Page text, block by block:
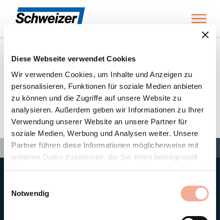
Diese Webseite verwendet Cookies
Wir verwenden Cookies, um Inhalte und Anzeigen zu
personalisieren, Funktionen für soziale Medien anbieten
zu können und die Zugriffe auf unsere Website zu
analysieren. Außerdem geben wir Informationen zu Ihrer
Verwendung unserer Website an unsere Partner für
soziale Medien, Werbung und Analysen weiter. Unsere
Partner führen diese Informationen möglicherweise mit
weiteren Daten zusammen, die Sie ihnen bereitgestellt
haben oder die sie im Rahmen Ihrer Nutzung der Dienste
Notwendig
Home Partners Bouygues E&S InTec Schweiz AG
Bouygues E&S InTec Schweiz
AG
Search
Search Search
Home» Partners»Bouygues E&S InTec Schweiz AG
Ernst Schweizer AG
Bahnhofplatz 11